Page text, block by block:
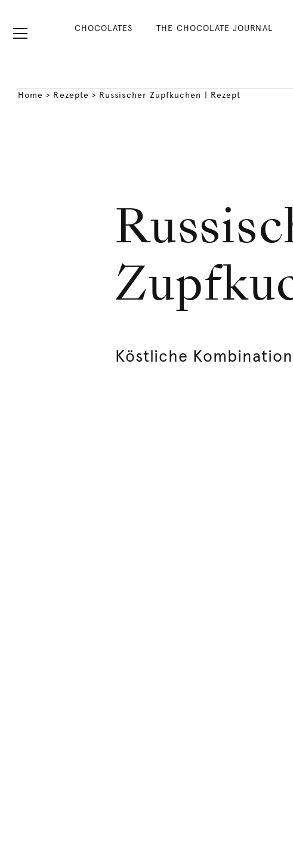
CHOCOLATES THE CHOCOLATE JOURNAL
Home > Rezepte > Russischer Zupfkuchen | Rezept
Köstliche